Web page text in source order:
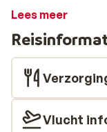
Suites heeft
faciliteiten zoals
Voor de kinderen
speeltuintje.
bij het zwembad
gemakkelijk af.
Lees meer
Vlucht